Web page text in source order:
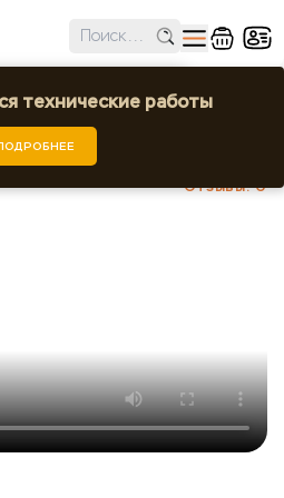
Отзывы: 0
технические работы